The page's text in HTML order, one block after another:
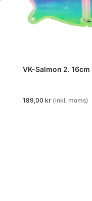
VK-Salmon 2. 16cm
189,00 kr (inkl. moms)